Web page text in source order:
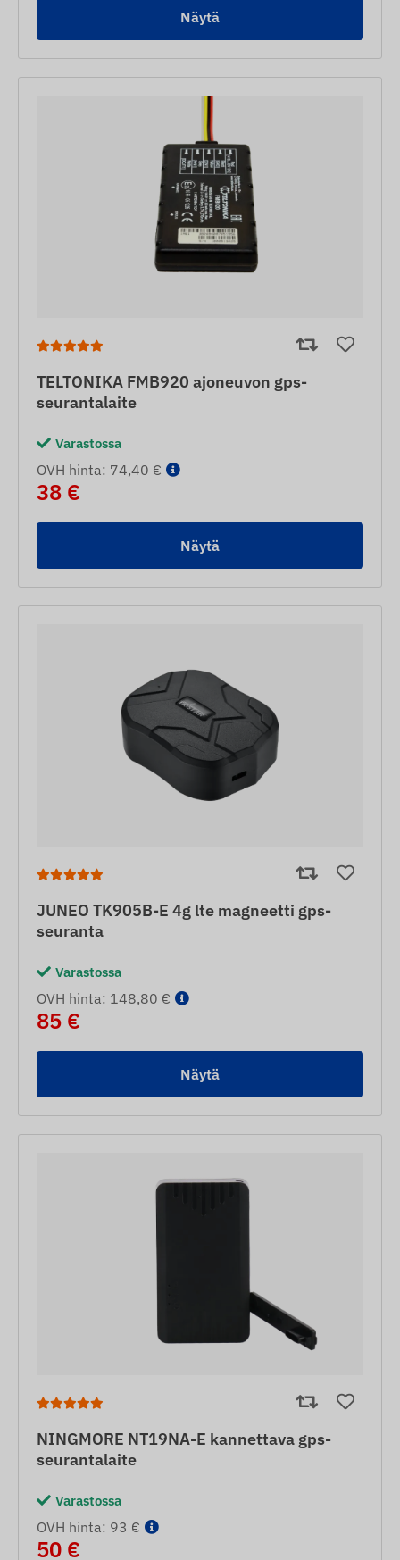
Näytä
TELTONIKA FMB920 ajoneuvon gps-
seurantalaite
Varastossa
OVH hinta: 74,40 €
38 €
Näytä
JUNEO TK905B-E 4g lte magneetti gps-
seuranta
Varastossa
OVH hinta: 148,80 €
85 €
Näytä
NINGMORE NT19NA-E kannettava gps-
seurantalaite
Varastossa
OVH hinta: 93 €
50 €